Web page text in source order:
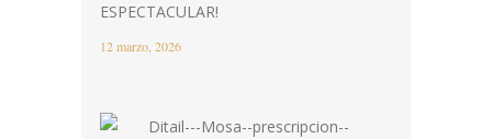
ESPECTACULAR!
12 marzo, 2026